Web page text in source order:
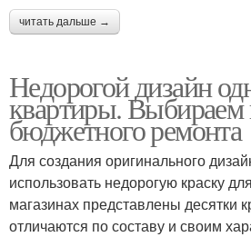
читать дальше →
Недорогой дизайн
квартиры. Выбираем
бюджетного ремонта
Для создания оригинального
использовать недорогую краску
магазинах представлены десятки
отличаются по составу и своим